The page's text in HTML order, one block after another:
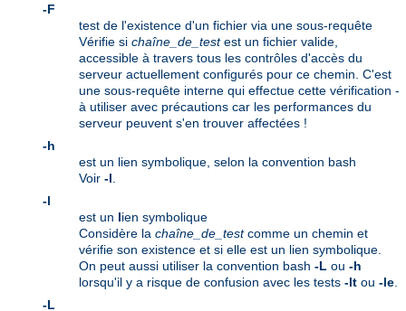
-F
test de l'existence d'un fichier via une sous-requête
Vérifie si chaîne_de_testest un fichier valide,
accessible à travers tous les contrôles d'accès du
serveur actuellement configurés pour ce chemin. C'est
une sous-requête interne qui effectue cette vérification -
à utiliser avec précautions car les performances du
serveur peuvent s'en trouver affectées !
-h
est un lien symbolique, selon la convention bash
Voir -l
-l
est un lien symbolique
Considère la chaîne_de_testcomme un chemin et
vérifie son existence et si elle est un lien symbolique.
On peut aussi utiliser la convention bash -L ou -h
lorsqu'il y a risque de confusion avec les tests -lt ou -le
-L